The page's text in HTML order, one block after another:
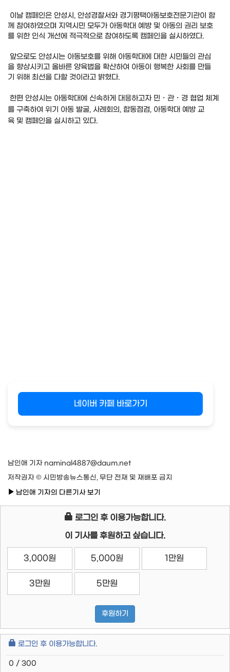
이날 캠페인은 안성시, 안성경찰서와 경기평택아동보호전문기관이 함
께 참여하였으며 지역시민 모두가 아동학대 예방 및 아동의 권리 보호
를 위한 인식 개선에 적극적으로 참여하도록 캠페인을 실시하였다.
앞으로도 안성시는 아동보호를 위해 아동학대에 대한 시민들의 관심
을 향상시키고 올바른 양육법을 확산하여 아동이 행복한 사회를 만들
기 위해 최선을 다할 것이라고 밝혔다.
한편 안성시는 아동학대에 신속하게 대응하고자 민・관・경 협업 체계
를 구축하여 위기 아동 발굴, 사례회의, 합동점검, 아동학대 예방 교
육 및 캠페인을 실시하고 있다.
네이버 카페 바로가기
남인애 기자 naminal4887@daum.net
저작권자 © 시민방송뉴스통신, 무단 전재 및 재배포 금지
남인애 기자의 다른기사 보기
로그인 후 이용가능합니다.
이 기사를 후원하고 싶습니다.
3,000원 5,000원 1만원
3만원 5만원
후원하기
로그인 후 이용가능합니다.
0 / 300